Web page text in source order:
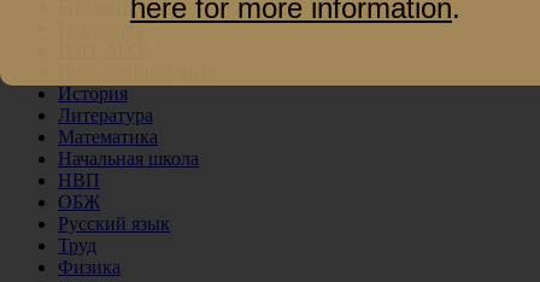
Биология
География
История
Литература
Математика
Начальная школа
НВП
ОБЖ
Русский язык
Труд
Физика
here for more information.